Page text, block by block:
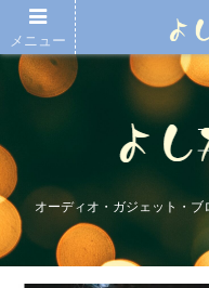
オーディオ・ガジェット・
メニュー